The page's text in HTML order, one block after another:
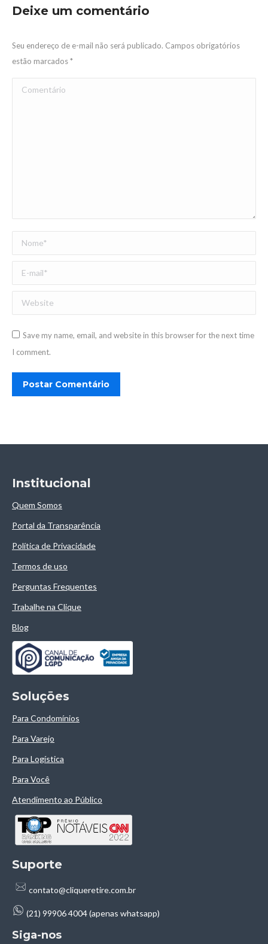
Deixe um comentário
Seu endereço de e-mail não será publicado. Campos obrigatórios
estão marcados*
Comentário
Nome *
E-mail *
Website
Save my name, email, and website in this browser for the next time
I comment.
Postar Comentário
Institucional
Quem Somos
Portal da Transparência
Política de Privacidade
Termos de uso
Perguntas Frequentes
Trabalhe na Clique
Blog
Soluçōes
Para Condomínios
Para Varejo
Para Logística
Para Você
Atendimento ao Público
Suporte
contato@cliqueretire.com.br
(21) 99906 4004 (apenas whatsapp)
Siga-nos